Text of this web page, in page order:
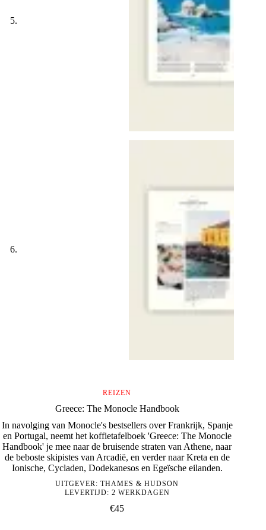
REIZEN
Greece: The Monocle Handbook
In navolging van Monocle's bestsellers over Frankrijk, Spanje
en Portugal, neemt het koffietafelboek 'Greece: The Monocle
Handbook' je mee naar de bruisende straten van Athene, naar
de beboste skipistes van Arcadië, en verder naar Kreta en de
Ionische, Cycladen, Dodekanesos en Egeïsche eilanden.
UITGEVER:THAMES & HUDSON
LEVERTIJD: 2 WERKDAGEN
€45